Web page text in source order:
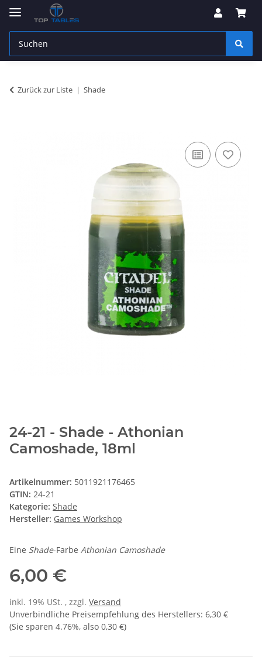
Zurück zur Liste Shade
24-21 - Shade - Athonian
Camoshade, 18ml
Artikelnummer: 5011921176465
GTIN: 24-21
Kategorie: Shade
Hersteller: Games Workshop
Eine Shade-Farbe Athonian Camoshade
6,00 €
inkl. 19% USt. , zzgl. Versand
Unverbindliche Preisempfehlung des Herstellers: 6,30 €
(Sie sparen 4.76%, also 0,30 €)